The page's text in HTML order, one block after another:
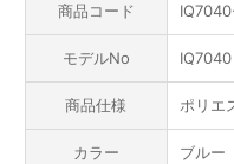
商品コード
モデルNo IQ7040
商品仕様 ポリエ
カラー ブルー